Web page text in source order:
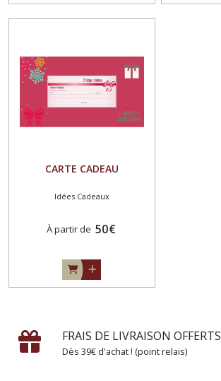
CARTE CADEAU
Idées Cadeaux
À partir de 50€
FRAIS DE LIVRAISON OFFERTS
Dès 39€ d'achat ! (point relais)